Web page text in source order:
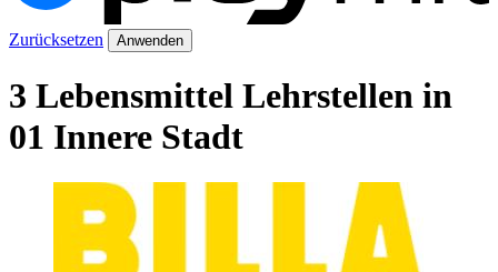
Zurücksetzen Anwenden
3 Lebensmittel Lehrstellen in
01 Innere Stadt